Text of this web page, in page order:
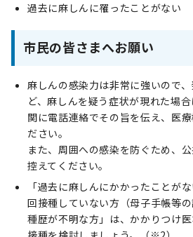
過去に麻しんに罹ったことがない
市民の皆さまへお願い
麻しんの感染力は非常に強いので
ど、麻しんを疑う症状が現れた場
関に電話連絡でその旨を伝え、医
ださい。
また、周囲への感染を防ぐため、
控えてください。
「過去に麻しんにかかったことが
回接種していない方（母子手帳等
種歴が不明な方」は、かかりつけ